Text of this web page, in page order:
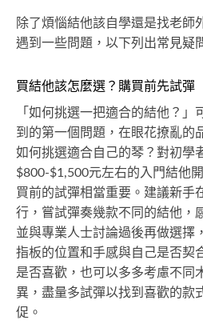
除了煩惱結他該自學還是找老師
遇到一些問題，以下列出常見疑
買結他該怎麼選？購買前先試彈
「如何挑選一把適合的結他？
到的第一個問題，在眼花撩亂的
如何挑選適合自己的琴？對初學
$800-$1,500元左右的入門結他
買前的試彈相當重要。建議新手
行，嘗試彈奏幾款不同的結他，
並與專業人士討論過後再做選擇
指板的位置和手感與自己是否契
是否喜歡，也可以多多考慮不同
異，盡量多試彈以找到喜歡的款
促。